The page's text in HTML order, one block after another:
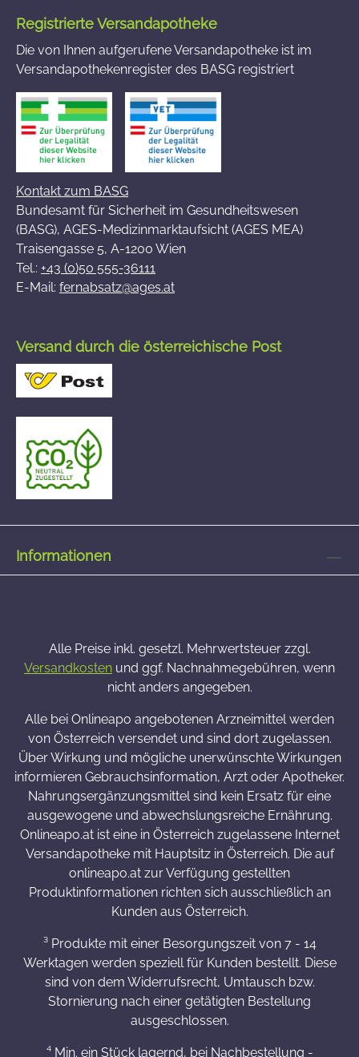
Registrierte Versandapotheke
Die von Ihnen aufgerufene Versandapotheke ist im
Versandapothekenregister des BASG registriert
Kontakt zum BASG
Bundesamt für Sicherheit im Gesundheitswesen
(BASG), AGES-Medizinmarktaufsicht (AGES MEA)
Traisengasse 5, A-1200 Wien
Tel.: +43 (0)50 555-36111
E-Mail: fernabsatz@ages.at
Versand durch die österreichische Post
Informationen
Alle Preise inkl. gesetzl. Mehrwertsteuer zzgl.
Versandkosten und ggf. Nachnahmegebühren, wenn
nicht anders angegeben.
Alle bei Onlineapo angebotenen Arzneimittel werden
von Österreich versendet und sind dort zugelassen.
Über Wirkung und mögliche unerwünschte Wirkungen
informieren Gebrauchsinformation, Arzt oder Apotheker.
Nahrungsergänzungsmittel sind kein Ersatz für eine
ausgewogene und abwechslungsreiche Ernährung.
Onlineapo.at ist eine in Österreich zugelassene Internet
Versandapotheke mit Hauptsitz in Österreich. Die auf
onlineapo.at zur Verfügung gestellten
Produktinformationen richten sich ausschließlich an
Kunden aus Österreich.
³ Produkte mit einer Besorgungszeit von 7 - 14
Werktagen werden speziell für Kunden bestellt. Diese
sind von dem Widerrufsrecht, Umtausch bzw.
Stornierung nach einer getätigten Bestellung
ausgeschlossen.
⁴ Min. ein Stück lagernd, bei Nachbestellung -